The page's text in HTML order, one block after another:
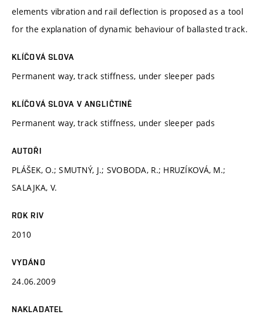
elements vibration and rail deflection is proposed as a tool
for the explanation of dynamic behaviour of ballasted track.
KLÍČOVÁ SLOVA
Permanent way, track stiffness, under sleeper pads
KLÍČOVÁ SLOVA V ANGLIČTINĚ
Permanent way, track stiffness, under sleeper pads
AUTOŘI
PLÁŠEK, O.; SMUTNÝ, J.; SVOBODA, R.; HRUZÍKOVÁ, M.;
SALAJKA, V.
ROK RIV
2010
VYDÁNO
24.06.2009
NAKLADATEL